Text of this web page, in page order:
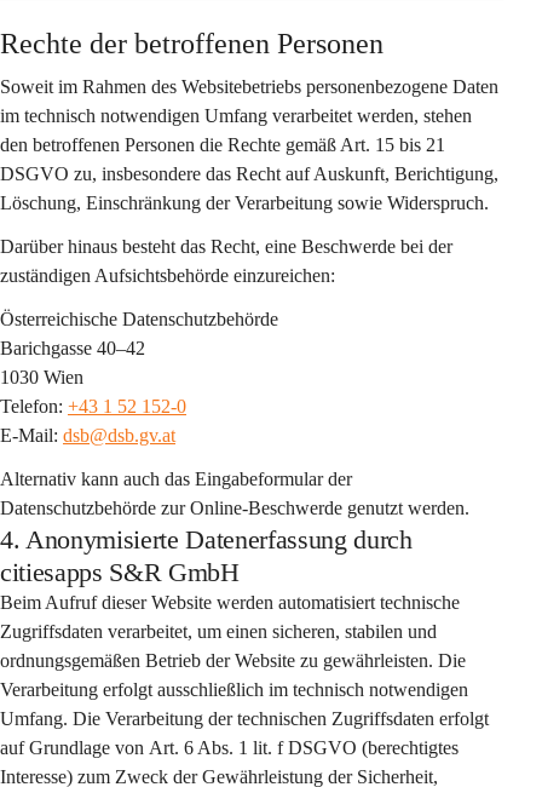
Rechte der betroffenen Personen
Soweit im Rahmen des Websitebetriebs personenbezogene Daten
im technisch notwendigen Umfang verarbeitet werden, stehen
den betroffenen Personen die Rechte gemäß Art. 15 bis 21
DSGVO zu, insbesondere das Recht auf Auskunft, Berichtigung,
Löschung, Einschränkung der Verarbeitung sowie Widerspruch.
Darüber hinaus besteht das Recht, eine Beschwerde bei der
zuständigen Aufsichtsbehörde einzureichen:
Österreichische Datenschutzbehörde
Barichgasse 40–42
1030 Wien
Telefon: +43 1 52 152-0
E-Mail: dsb@dsb.gv.at
Alternativ kann auch das Eingabeformular der
Datenschutzbehörde zur Online-Beschwerde genutzt werden.
4. Anonymisierte Datenerfassung durch
citiesapps S&R GmbH
Beim Aufruf dieser Website werden automatisiert technische
Zugriffsdaten verarbeitet, um einen sicheren, stabilen und
ordnungsgemäßen Betrieb der Website zu gewährleisten. Die
Verarbeitung erfolgt ausschließlich im technisch notwendigen
Umfang. Die Verarbeitung der technischen Zugriffsdaten erfolgt
auf Grundlage von Art. 6 Abs. 1 lit. f DSGVO (berechtigtes
Interesse) zum Zweck der Gewährleistung der Sicherheit,